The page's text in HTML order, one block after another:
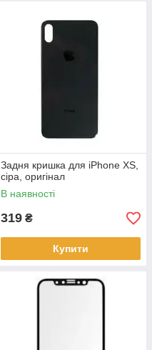
Задня кришка для iPhone XS,
сіра, оригінал
В наявності
319 ₴
Купити